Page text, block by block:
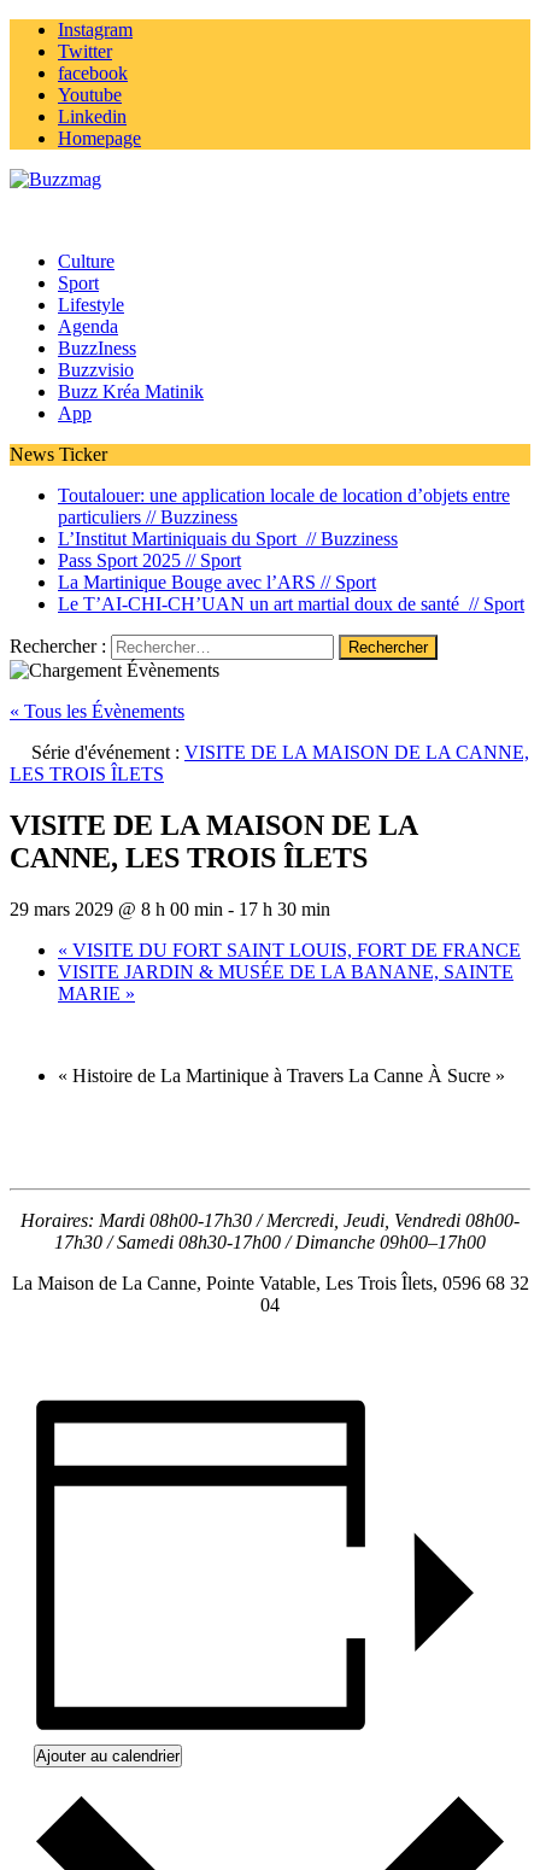
Instagram
Twitter
facebook
Youtube
Linkedin
Homepage
Culture
Sport
Lifestyle
Agenda
BuzzIness
Buzzvisio
Buzz Kréa Matinik
App
News Ticker
Toutalouer: une application locale de location d’objets entre
particuliers //Buzziness
L’Institut Martiniquais du Sport //Buzziness
Pass Sport 2025 // Sport
La Martinique Bouge avec l’ARS // Sport
Le T’AI-CHI-CH’UAN un art martial doux de santé // Sport
Rechercher :
« Tous les Évènements
Série d'événement : VISITE DE LA MAISON DE LA CANNE,
LES TROIS ÎLETS
VISITE DE LA MAISON DE LA
CANNE, LES TROIS ÎLETS
29 mars 2029 @ 8 h 00 min - 17 h 30 min
« VISITE DU FORT SAINT LOUIS, FORT DE FRANCE
VISITE JARDIN & MUSÉE DE LA BANANE, SAINTE
MARIE »
« Histoire de La Martinique à Travers La Canne À Sucre »
Horaires: Mardi 08h00-17h30 / Mercredi, Jeudi, Vendredi 08h00-
17h30 / Samedi 08h30-17h00 / Dimanche 09h00–17h00
La Maison de La Canne, Pointe Vatable, Les Trois Îlets, 0596 68 32
04
Ajouter au calendrier